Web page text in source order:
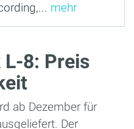
mehr
L-8: Preis
ab Dezember für
Der